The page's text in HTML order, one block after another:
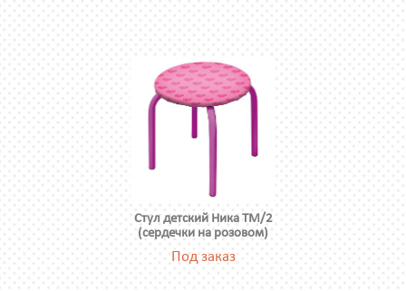
Стул детский Ника ТМ/2
(сердечки на розовом)
Под заказ